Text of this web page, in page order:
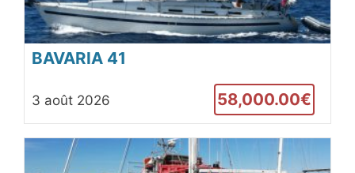
BAVARIA 41
3 août 2026 58,000.00€